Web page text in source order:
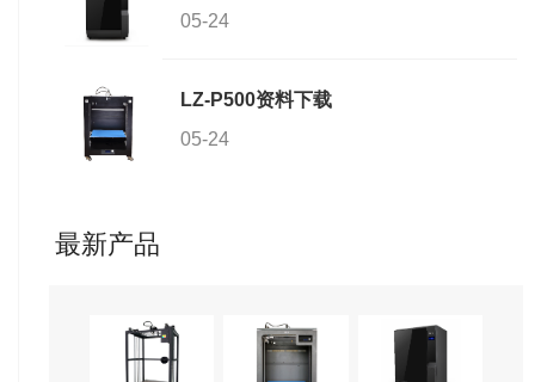
05-24
LZ-P500资料下载
05-24
最新产品